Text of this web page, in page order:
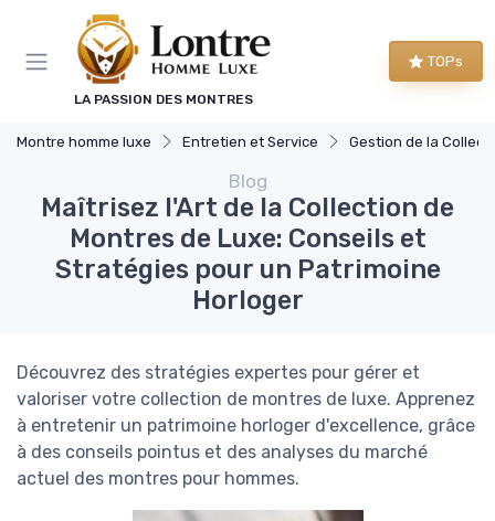
LA PASSION DES MONTRES
TOPs
Montre homme luxe Entretien et Service Gestion de la Collection de
Blog
Maîtrisez l'Art de la Collection de
Montres de Luxe: Conseils et
Stratégies pour un Patrimoine
Horloger
Découvrez des stratégies expertes pour gérer et
valoriser votre collection de montres de luxe. Apprenez
à entretenir un patrimoine horloger d'excellence, grâce
à des conseils pointus et des analyses du marché
actuel des montres pour hommes.
Panneau de gestion des cookies